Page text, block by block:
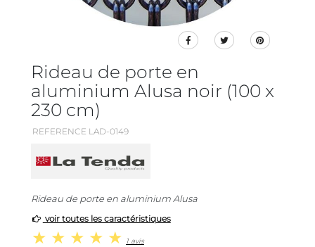
Rideau de porte en
aluminium Alusa noir (100 x
230 cm)
REFERENCE LAD-0149
Rideau de porte en aluminium Alusa
voir toutes les caractéristiques
1 avis